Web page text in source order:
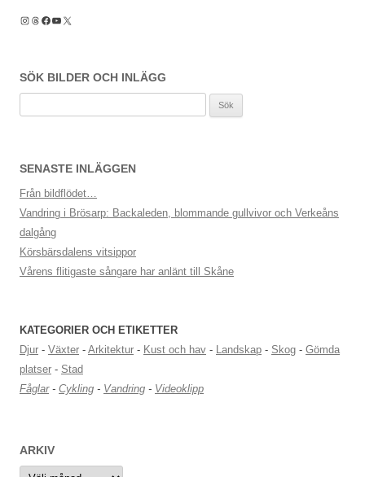
Instagram
Threads
Facebook
YouTube
X
SÖK BILDER OCH INLÄGG
efter:
SENASTE INLÄGGEN
Från bildflödet…
Vandring i Brösarp: Backaleden, blommande gullvivor och Verkeåns
dalgång
Körsbärsdalens vitsippor
Vårens flitigaste sångare har anlänt till Skåne
KATEGORIER OCH ETIKETTER
Djur - Växter - Arkitektur - Kust och hav - Landskap - Skog - Gömda
platser - Stad
Fåglar- Cykling - Vandring - Videoklipp
ARKIV
Arkiv